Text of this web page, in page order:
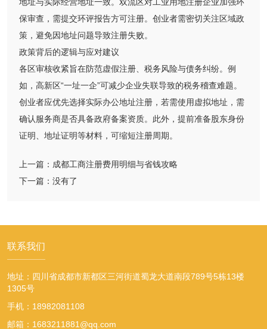
保审查，需提交环评报告方可注册。创业者需密切关注区域政
策，避免因地址问题导致注册失败。
政策背后的逻辑与应对建议
各区审核收紧旨在防范虚假注册、税务风险与债务纠纷。例
如，高新区“一址一企”可减少企业失联导致的税务稽查难题。
创业者应优先选择实际办公地址注册，若需使用虚拟地址，需
确认服务商是否具备政府备案资质。此外，提前准备股东身份
证明、地址证明等材料，可缩短注册周期。
上一篇： 成都工商注册费用明细与省钱攻略
下一篇： 没有了
联系我们
地址：四川省成都市新都区三河街道蜀龙大道南段789号5栋13楼
1305号
手机：18982081108
邮箱：1683211881@qq.com